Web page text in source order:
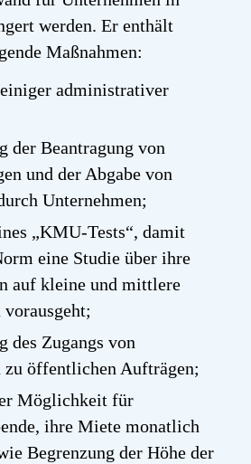
werden. Er enthält
Maßnahmen:
administrativer
der Beantragung von
und der Abgabe von
Unternehmen;
„KMU-Tests“, damit
eine Studie über ihre
auf kleine und mittlere
des Zugangs von
zu öffentlichen Aufträgen;
Möglichkeit für
ihre Miete monatlich
Begrenzung der Höhe der